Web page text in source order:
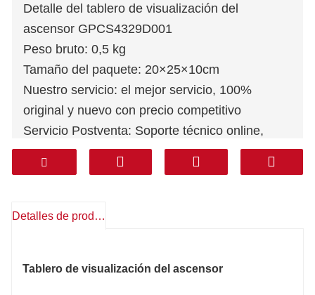
Detalle del tablero de visualización del
ascensor GPCS4329D001
Peso bruto: 0,5 kg
Tamaño del paquete: 20×25×10cm
Nuestro servicio: el mejor servicio, 100%
original y nuevo con precio competitivo
Servicio Postventa: Soporte técnico online,
repuestos gratuitos, devoluciones, otros
Garantía: 1 año
Puerta a Puerta (línea profesional, impuestos
México.
Detalles de producto
Tablero de visualización del ascensor